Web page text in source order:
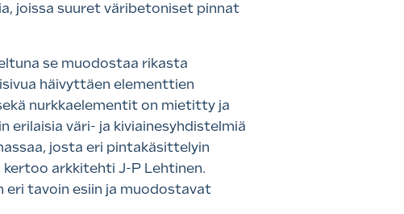
joissa suuret väribetoniset pinnat
se muodostaa rikasta
häivyttäen elementtien
nurkkaelementit on mietitty ja
väri- ja kiviainesyhdistelmiä
josta eri pintakäsittelyin
arkkitehti J-P Lehtinen.
eri tavoin esiin ja muodostavat